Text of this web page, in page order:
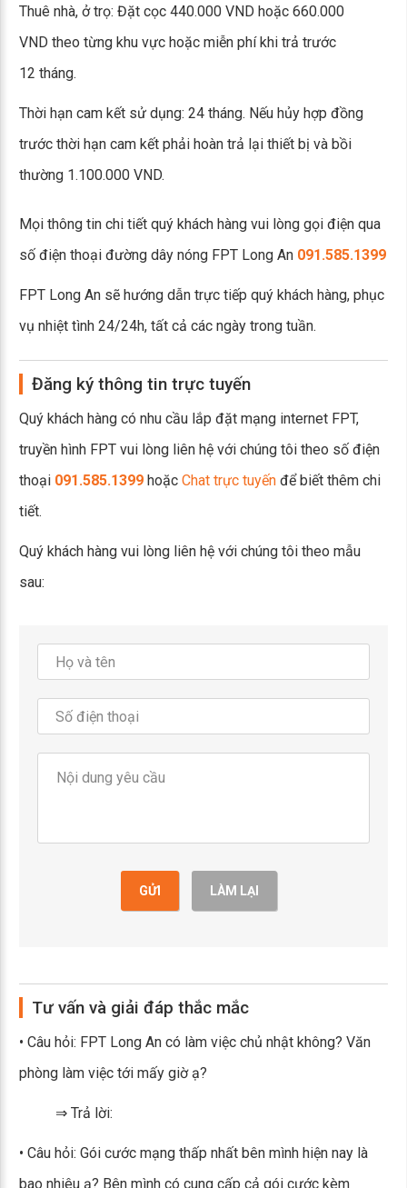
Thuê nhà, ở trọ: Đặt cọc 440.000 VND hoặc 660.000
VND theo từng khu vực hoặc miễn phí khi trả trước
12 tháng.
Thời hạn cam kết sử dụng: 24 tháng. Nếu hủy hợp đồng
trước thời hạn cam kết phải hoàn trả lại thiết bị và bồi
thường 1.100.000 VND.
Mọi thông tin chi tiết quý khách hàng vui lòng gọi điện qua
số điện thoại đường dây nóng FPT Long An 091.585.1399
FPT Long An sẽ hướng dẫn trực tiếp quý khách hàng, phục
vụ nhiệt tình 24/24h, tất cả các ngày trong tuần.
Đăng ký thông tin trực tuyến
Quý khách hàng có nhu cầu lắp đặt mạng internet FPT,
truyền hình FPT vui lòng liên hệ với chúng tôi theo số điện
thoại 091.585.1399 hoặc Chat trực tuyến để biết thêm chi
tiết.
Quý khách hàng vui lòng liên hệ với chúng tôi theo mẫu
sau:
GỬI LÀM LẠI
Tư vấn và giải đáp thắc mắc
• Câu hỏi: FPT Long An có làm việc chủ nhật không? Văn
phòng làm việc tới mấy giờ ạ?
⇒ Trả lời:
• Câu hỏi: Gói cước mạng thấp nhất bên mình hiện nay là
bao nhiêu ạ? Bên mình có cung cấp cả gói cước kèm